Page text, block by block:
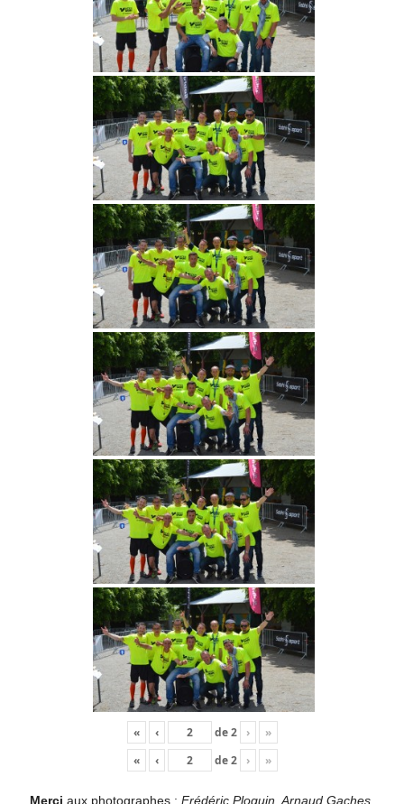
« ‹ de2 ›
»
«
‹ de2 › »
Merci aux photographes : Frédéric Ploquin, Arnaud Gaches,